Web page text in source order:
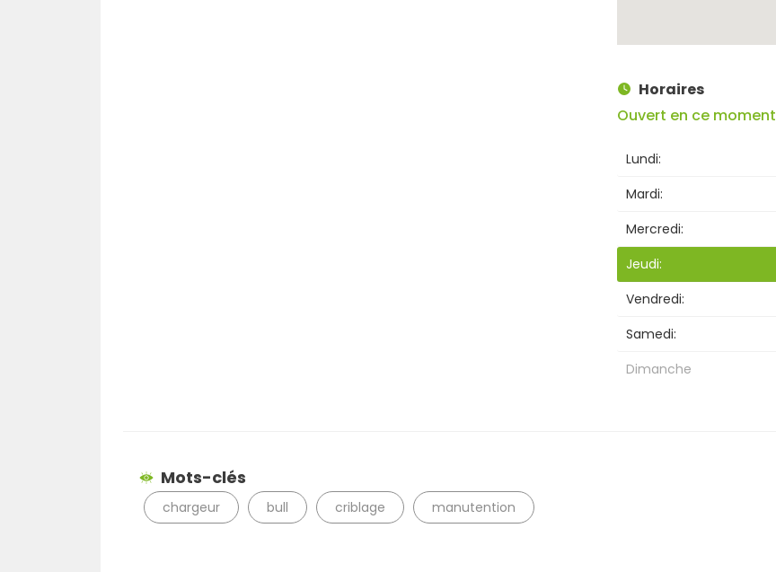
Horaires
Ouvert en ce moment
Lundi:
Mardi:
Mercredi:
Jeudi:
Vendredi:
Samedi:
Dimanche
Mots-clés
chargeur bull criblage manutention